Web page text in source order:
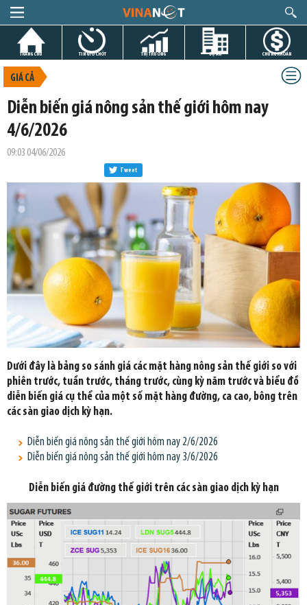
TRANG CHỦ TIN GIỜ CHÓT THỊ TRƯỜNG DỰ ÁN CHỨNG KHOÁN
GIÁ CẢ
Diễn biến giá nông sản thế giới hôm nay
4/6/2026
09:03 04/06/2026
Tweet
Dưới đây là bảng so sánh giá các mặt hàng nông sản thế giới so với
phiên trước, tuần trước, tháng trước, cùng kỳ năm trước và biểu đồ
diễn biến giá cụ thể của một số mặt hàng đường, ca cao, bông trên
các sàn giao dịch kỳ hạn.
Diễn biến giá nông sản thế giới hôm nay 2/6/2026
Diễn biến giá nông sản thế giới hôm nay 3/6/2026
Diễn biến giá đường thế giới trên các sàn giao dịch kỳ hạn